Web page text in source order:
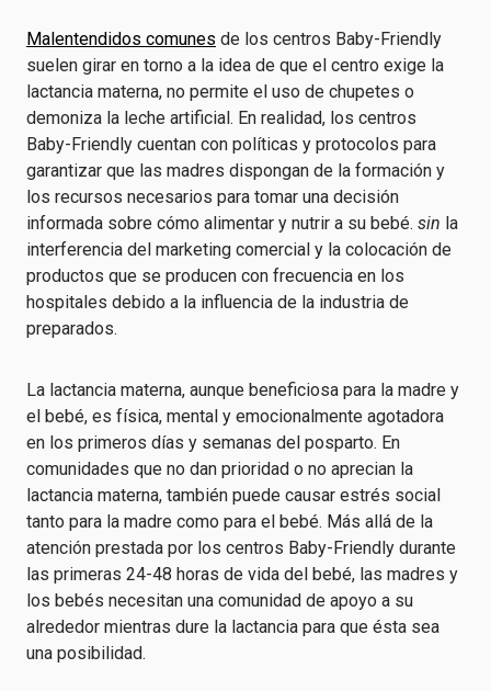
Malentendidos comunes de los centros Baby-Friendly
suelen girar en torno a la idea de que el centro exige la
lactancia materna, no permite el uso de chupetes o
demoniza la leche artificial. En realidad, los centros
Baby-Friendly cuentan con políticas y protocolos para
garantizar que las madres dispongan de la formación y
los recursos necesarios para tomar una decisión
informada sobre cómo alimentar y nutrir a su bebé. sin la
interferencia del marketing comercial y la colocación de
productos que se producen con frecuencia en los
hospitales debido a la influencia de la industria de
preparados.
La lactancia materna, aunque beneficiosa para la madre y
el bebé, es física, mental y emocionalmente agotadora
en los primeros días y semanas del posparto. En
comunidades que no dan prioridad o no aprecian la
lactancia materna, también puede causar estrés social
tanto para la madre como para el bebé. Más allá de la
atención prestada por los centros Baby-Friendly durante
las primeras 24-48 horas de vida del bebé, las madres y
los bebés necesitan una comunidad de apoyo a su
alrededor mientras dure la lactancia para que ésta sea
una posibilidad.